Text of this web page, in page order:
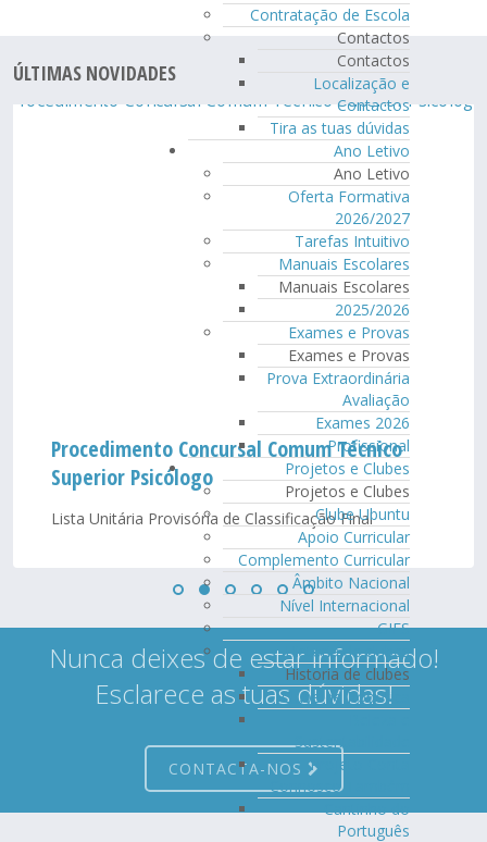
Contratação de Escola
Contactos
Contactos
Localização e
Contactos
Tira as tuas dúvidas
Ano Letivo
Ano Letivo
Oferta Formativa
2026/2027
Tarefas Intuitivo
Manuais Escolares
Manuais Escolares
2025/2026
Exames e Provas
Exames e Provas
Prova Extraordinária
Avaliação
Exames 2026
Profissional
Projetos e Clubes
Projetos e Clubes
Clube Ubuntu
Apoio Curricular
Complemento Curricular
Âmbito Nacional
Nível Internacional
GIES
Historia de clubes
Historia de clubes
Clube de Robótica
Sustentabilidade
Projeto Conta
Connosco Também
Cantinho do
Português
ÚLTIMAS NOVIDADES
Procedimento Concursal Comum Técnico
Superior Psicólogo
Lista Unitária Provisória de Classificação Final
Nunca deixes de estar informado!
Esclarece as tuas dúvidas!
CONTACTA-NOS